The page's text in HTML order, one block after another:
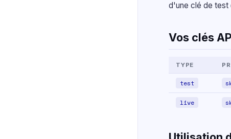
d'une clé de test
Vos clés
TYPE
test
live